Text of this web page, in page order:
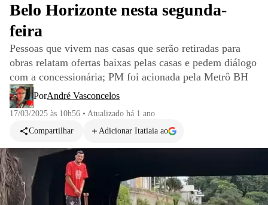
Belo Horizonte nesta segunda-
feira
Pessoas que vivem nas casas que serão retiradas para
obras relatam ofertas baixas pelas casas e pedem diálogo
com a concessionária; PM foi acionada pela Metrô BH
PorAndré Vasconcelos
17/03/2025 às 10h56 • Atualizado há 1 ano
Compartilhar
Adicionar Itatiaia ao